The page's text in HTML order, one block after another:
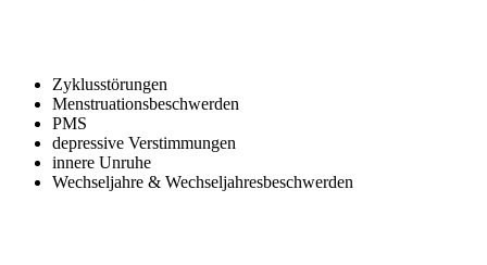
Zyklusstörungen
Menstruationsbeschwerden
PMS
depressive Verstimmungen
innere Unruhe
Wechseljahre & Wechseljahresbeschwerden